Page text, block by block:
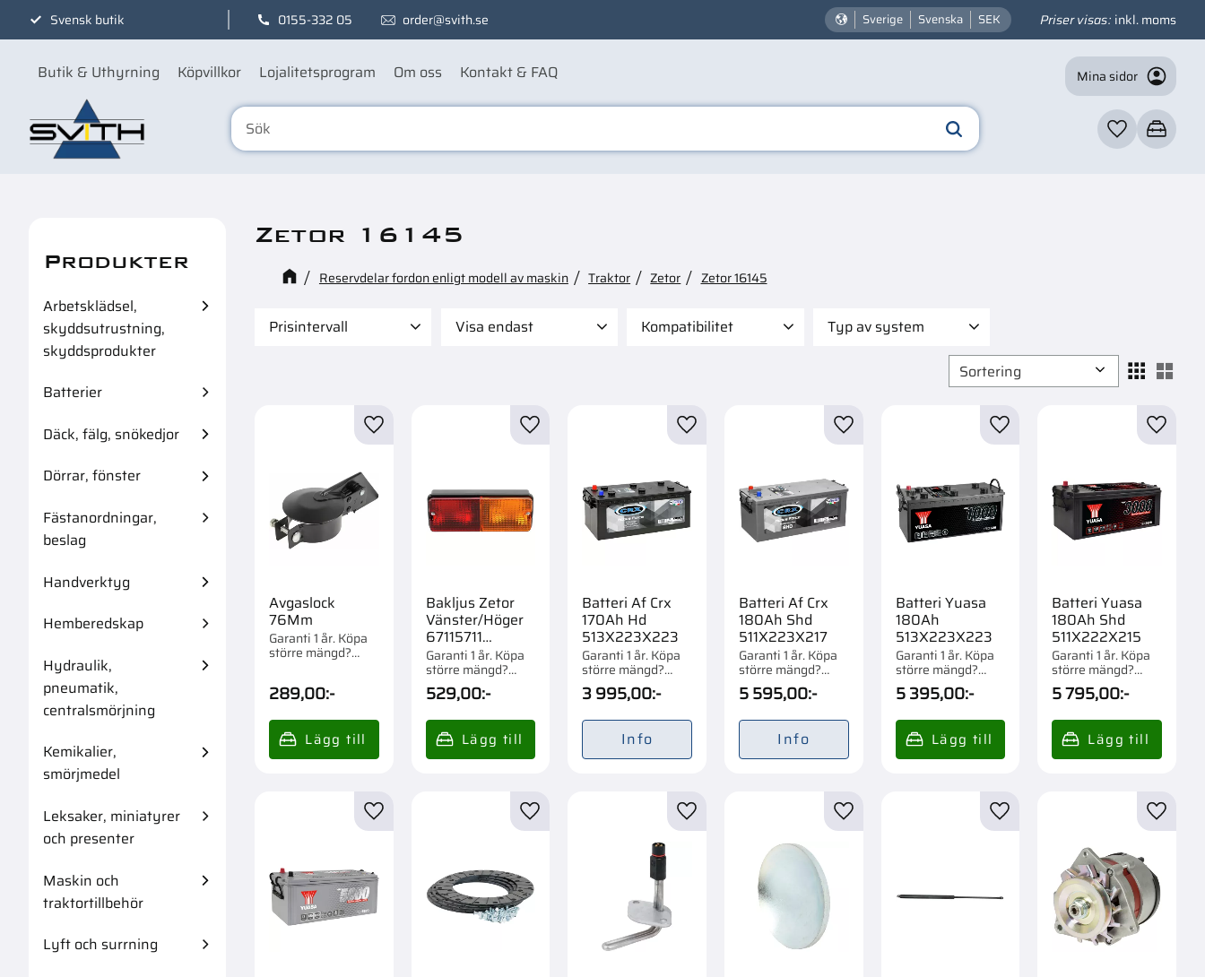
Svensk butik 0155-332 05 order@svith.se Sverige Svenska SEK Priser visas inkl. moms
Butik & Uthyrning Köpvillkor Lojalitetsprogram Om oss Kontakt & FAQ Mina sidor
Favoriter
Kundvagn
Zetor 16145
Reservdelar fordon enligt modell av maskin Traktor Zetor Zetor 16145
Prisintervall Visa endast Kompatibilitet
Case IH CS130
Case IH CS150
Typ av system
Broms
Bränslesystem
Välj sortering
Avgaslock
76Mm
Garanti 1 år. Köpa
större mängd?
289,00:-
Lägg till i favoriter
Bakljus Zetor
Vänster/Höger
67115711
67115712
Garanti 1 år. Köpa
större mängd?
Förpackad om 1 st.
529,00:-
Lägg till i favoriter
Batteri Af Crx
170Ah Hd
513X223X223
Garanti 1 år. Köpa
större mängd?
Förpackad om 1/21
st.
3 995,00:-
Lägg till i favoriter
Info
Batteri Af Crx
180Ah Shd
511X223X217
Garanti 1 år. Köpa
större mängd?
Förpackad om 1/21
st.
5 595,00:-
Lägg till i favoriter
Info
Batteri Yuasa
180Ah
513X223X223
Garanti 1 år. Köpa
större mängd?
Förpackad om 1/21
st.
5 395,00:-
Lägg till i favoriter
Batteri Yuasa
180Ah Shd
511X222X215
Garanti 1 år. Köpa
större mängd?
Förpackad om 1/21
st.
5 795,00:-
Lägg
Lägg till i favoriter Lägg till i favoriter Lägg till i favoriter Lägg till i favoriter Lägg till i favoriter Lägg
Produkter
Arbetsklädsel,
skyddsutrustning,
skyddsprodukter
Batterier
Däck, fälg, snökedjor
Dörrar, fönster
Fästanordningar,
beslag
Handverktyg
Hemberedskap
Hydraulik,
pneumatik,
centralsmörjning
Kemikalier,
smörjmedel
Leksaker, miniatyrer
och presenter
Maskin och
traktortillbehör
Lyft och surrning